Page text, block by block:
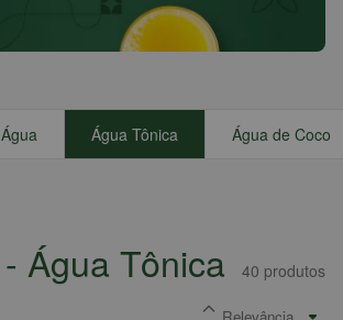
Água Água Tônica Água de Coco
- Água Tônica 40 produtos